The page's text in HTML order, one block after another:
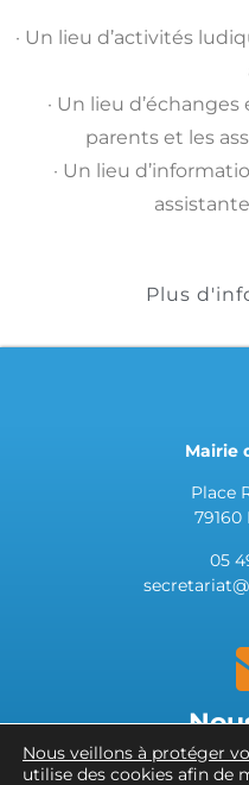
· Un lieu d’activités
· Un lieu
parents et les
· Un lieu
Plus
Mairie
Place
79160
05
Nous veillons à protéger
utilise des cookies afin de